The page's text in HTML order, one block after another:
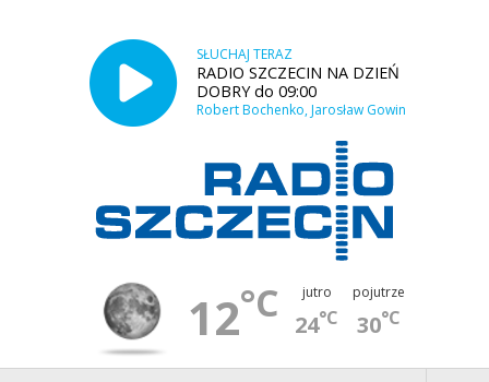
SŁUCHAJ TERAZ
RADIO SZCZECIN NA DZIEŃ
DOBRY do 09:00
Robert Bochenko, Jarosław Gowin
12°C jutro
24°C
pojutrze
30°C